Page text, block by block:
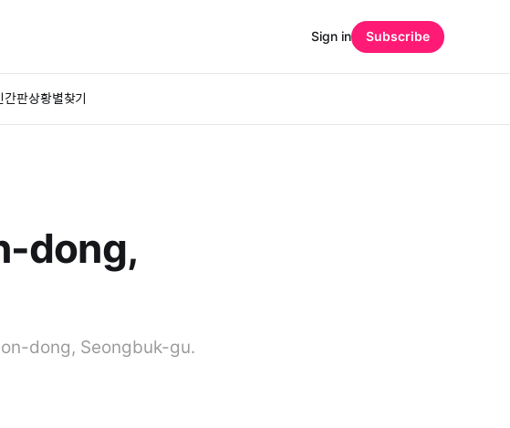
간판상황별찾기
Sign in Subscribe
dong,
dong, Seongbuk-gu.